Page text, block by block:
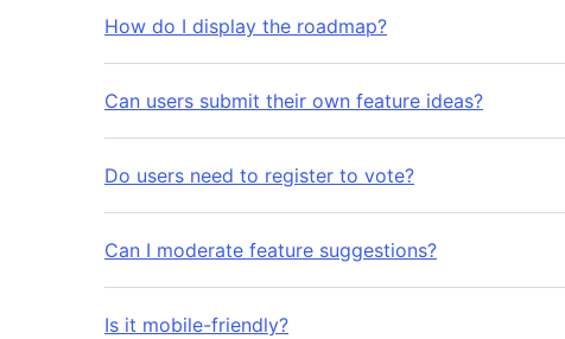
How do I display the roadmap?
Can users submit their own feature ideas?
Do users need to register to vote?
Can I moderate feature suggestions?
Is it mobile-friendly?